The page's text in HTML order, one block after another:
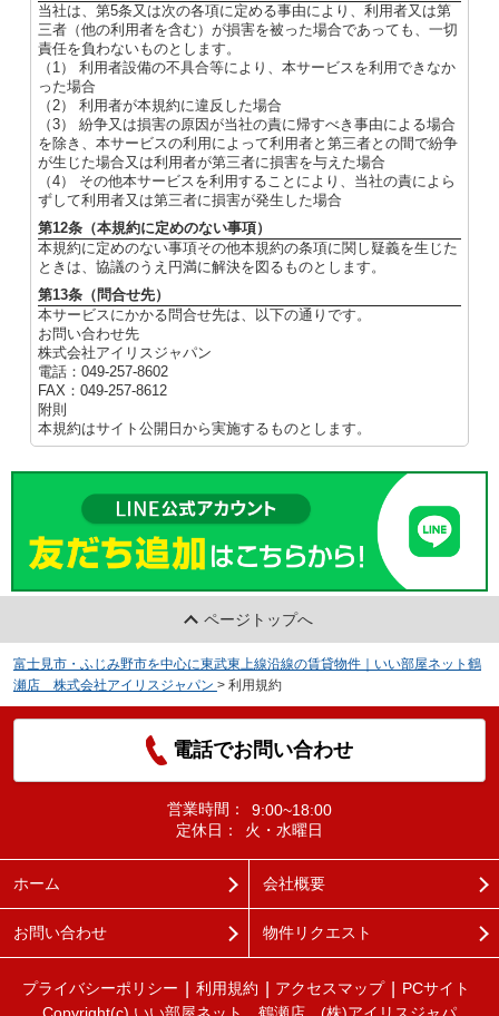
当社は、第5条又は次の各項に定める事由により、利用者又は第
三者（他の利用者を含む）が損害を被った場合であっても、一切
責任を負わないものとします。
（1） 利用者設備の不具合等により、本サービスを利用できなか
った場合
（2） 利用者が本規約に違反した場合
（3） 紛争又は損害の原因が当社の責に帰すべき事由による場合
を除き、本サービスの利用によって利用者と第三者との間で紛争
が生じた場合又は利用者が第三者に損害を与えた場合
（4） その他本サービスを利用することにより、当社の責によら
ずして利用者又は第三者に損害が発生した場合
第12条（本規約に定めのない事項）
本規約に定めのない事項その他本規約の条項に関し疑義を生じた
ときは、協議のうえ円満に解決を図るものとします。
第13条（問合せ先）
本サービスにかかる問合せ先は、以下の通りです。
お問い合わせ先
株式会社アイリスジャパン
電話：049-257-8602
FAX：049-257-8612
附則
本規約はサイト公開日から実施するものとします。
ページトップへ
富士見市・ふじみ野市を中心に東武東上線沿線の賃貸物件｜いい部屋ネット鶴
瀬店 株式会社アイリスジャパン > 利用規約
電話でお問い合わせ
営業時間：
9:00~18:00
定休日：
火・水曜日
ホーム 会社概要
お問い合わせ 物件リクエスト
プライバシーポリシー 利用規約 アクセスマップ
PCサイト